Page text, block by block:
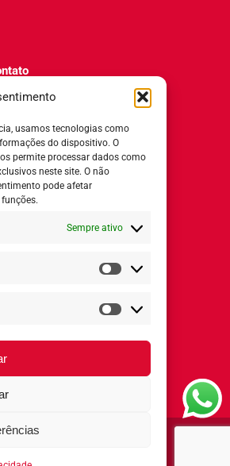
usamos tecnologias como
do dispositivo. O
permite processar dados como
neste site. O não
pode afetar
Sempre ativo
Estatísticas
Marketing
salarial
8h ás 18h
- Todos os direitos reservados ®